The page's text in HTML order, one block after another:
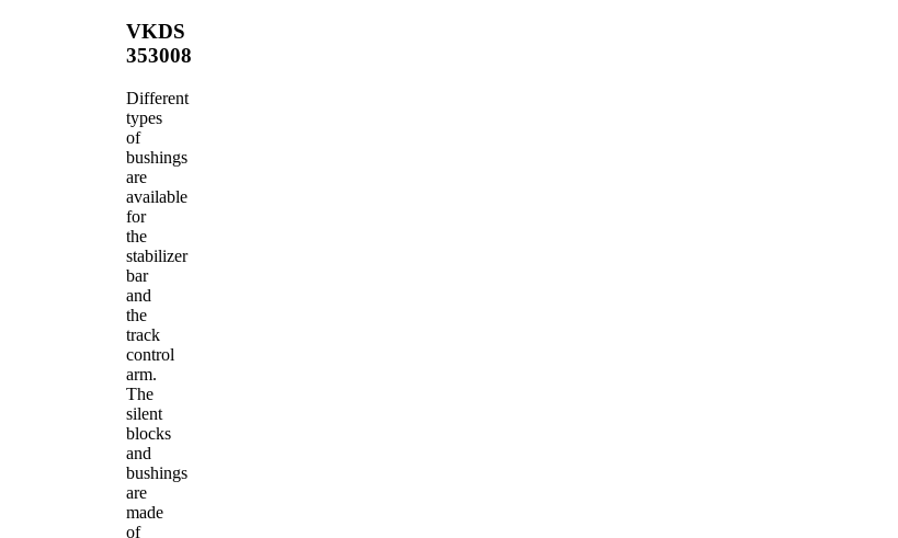
VKDS
353008
Different
types
of
bushings
are
available
for
the
stabilizer
bar
and
the
track
control
arm.
The
silent
blocks
and
bushings
are
made
of